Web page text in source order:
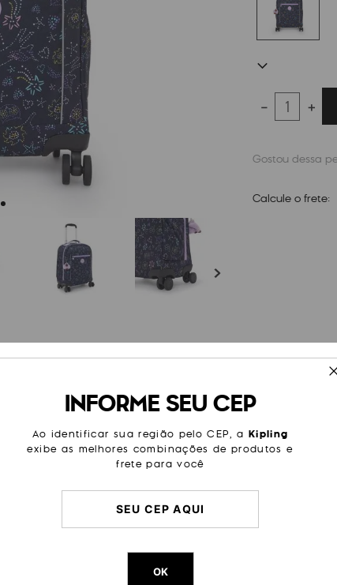
＋
－
Calcule o frete:
melhor amiga na escola.
para laptop,
Ela também é
e para todos os
Cor
Modelo
Tamanho
INFORME SEU CEP
Ao identificar sua região pelo CEP, a Kipling
exibe as melhores combinações de produtos e
frete para você
OK